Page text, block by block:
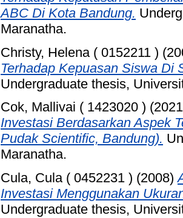
ABC Di Kota Bandung.
Maranatha.
Christy, Helena ( 0152211 )
Terhadap Kepuasan Siswa Di
Undergraduate thesis,
Cok, Mallivai ( 1423020 )
Investasi Berdasarkan Aspek
Pudak Scientific, Bandung).
Maranatha.
Cula, Cula ( 0452231 ) (2008)
Investasi Menggunakan
Undergraduate thesis,